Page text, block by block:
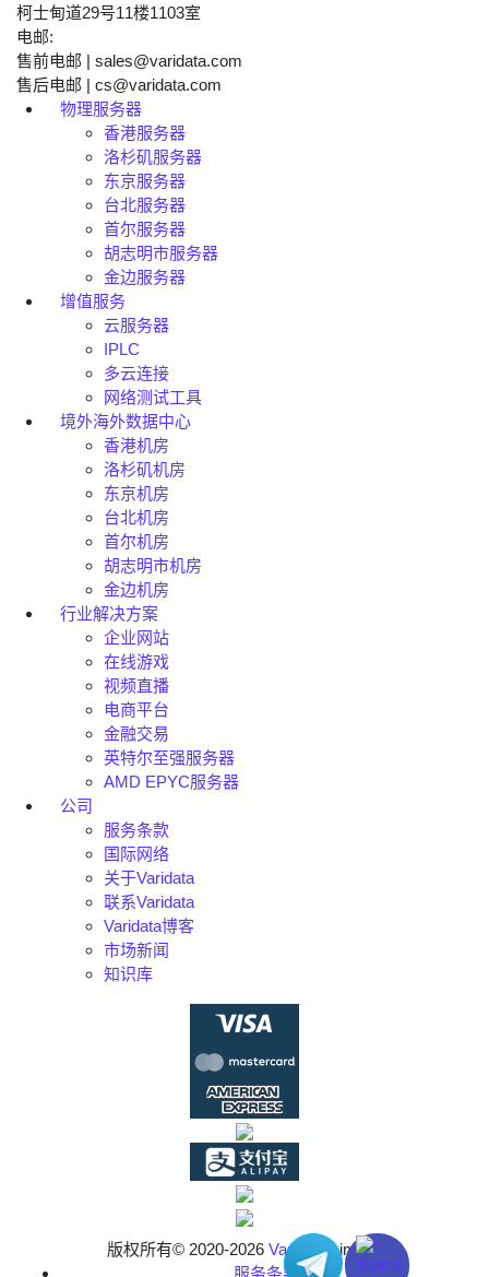
柯士甸道29号11楼1103室
电邮:
售前电邮 | sales@varidata.com
售后电邮 | cs@varidata.com
物理服务器
香港服务器
洛杉矶服务器
东京服务器
台北服务器
首尔服务器
胡志明市服务器
金边服务器
增值服务
云服务器
IPLC
多云连接
网络测试工具
境外海外数据中心
香港机房
洛杉矶机房
东京机房
台北机房
首尔机房
胡志明市机房
金边机房
行业解决方案
企业网站
在线游戏
视频直播
电商平台
金融交易
英特尔至强服务器
AMD EPYC服务器
公司
服务条款
国际网络
关于Varidata
联系Varidata
Varidata博客
市场新闻
知识库
版权所有© 2020-2026 VaridataLimited